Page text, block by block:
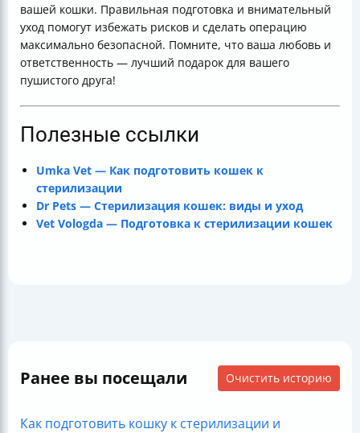
вашей кошки. Правильная подготовка и внимательный
уход помогут избежать рисков и сделать операцию
максимально безопасной. Помните, что ваша любовь и
ответственность — лучший подарок для вашего
пушистого друга!
Полезные ссылки
Umka Vet — Как подготовить кошек к
стерилизации
Dr Pets — Стерилизация кошек: виды и уход
Vet Vologda — Подготовка к стерилизации кошек
Ранее вы посещали Очистить историю
Как подготовить кошку к стерилизации и